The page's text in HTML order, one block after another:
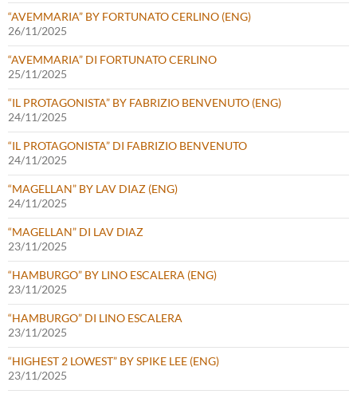
“AVEMMARIA” BY FORTUNATO CERLINO (ENG)
26/11/2025
“AVEMMARIA” DI FORTUNATO CERLINO
25/11/2025
“IL PROTAGONISTA” BY FABRIZIO BENVENUTO (ENG)
24/11/2025
“IL PROTAGONISTA” DI FABRIZIO BENVENUTO
24/11/2025
“MAGELLAN” BY LAV DIAZ (ENG)
24/11/2025
“MAGELLAN” DI LAV DIAZ
23/11/2025
“HAMBURGO” BY LINO ESCALERA (ENG)
23/11/2025
“HAMBURGO” DI LINO ESCALERA
23/11/2025
“HIGHEST 2 LOWEST” BY SPIKE LEE (ENG)
23/11/2025